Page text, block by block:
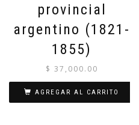
provincial
argentino (1821-
1855)
$ 37,000.00
AGREGAR AL CARRITO